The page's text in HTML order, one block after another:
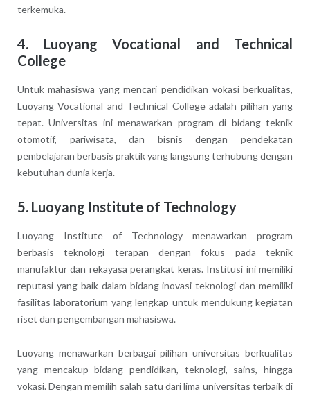
terkemuka.
4. Luoyang Vocational and Technical
College
Untuk mahasiswa yang mencari pendidikan vokasi berkualitas,
Luoyang Vocational and Technical College adalah pilihan yang
tepat. Universitas ini menawarkan program di bidang teknik
otomotif, pariwisata, dan bisnis dengan pendekatan
pembelajaran berbasis praktik yang langsung terhubung dengan
kebutuhan dunia kerja.
5. Luoyang Institute of Technology
Luoyang Institute of Technology menawarkan program
berbasis teknologi terapan dengan fokus pada teknik
manufaktur dan rekayasa perangkat keras. Institusi ini memiliki
reputasi yang baik dalam bidang inovasi teknologi dan memiliki
fasilitas laboratorium yang lengkap untuk mendukung kegiatan
riset dan pengembangan mahasiswa.
Luoyang menawarkan berbagai pilihan universitas berkualitas
yang mencakup bidang pendidikan, teknologi, sains, hingga
vokasi. Dengan memilih salah satu dari lima universitas terbaik di